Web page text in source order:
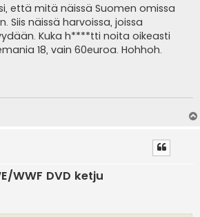
että mitä näissä Suomen omissa
Siis näissä harvoissa, joissa
Kuka h****tti noita oikeasti
18, vain 60euroa. Hohhoh.
WWF DVD ketju